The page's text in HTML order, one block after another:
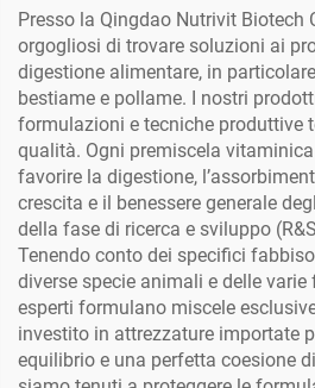
abbeveraggio. Il prodotto
è raccomandato in periodi
di stress, per la sindrome
dell'epatopatia grassa,
epatite, disfunzioni
epatoreneali ecc.
Presso la Qingdao Nutrivit Biotech
orgogliosi di trovare soluzioni ai
digestione alimentare, in
bestiame e pollame. I nostri
formulazioni e tecniche produttive
qualità. Ogni premiscela
favorire la digestione,
crescita e il benessere generale
della fase di ricerca e sviluppo
Tenendo conto dei specifici
diverse specie animali e delle
esperti formulano miscele
investito in attrezzature importate
equilibrio e una perfetta coesione